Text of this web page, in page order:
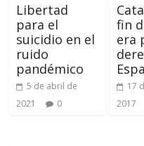
Libertad
para el
suicidio en el
ruido
pandémico
5 de abril de
2021
0
fin
era
17
2017